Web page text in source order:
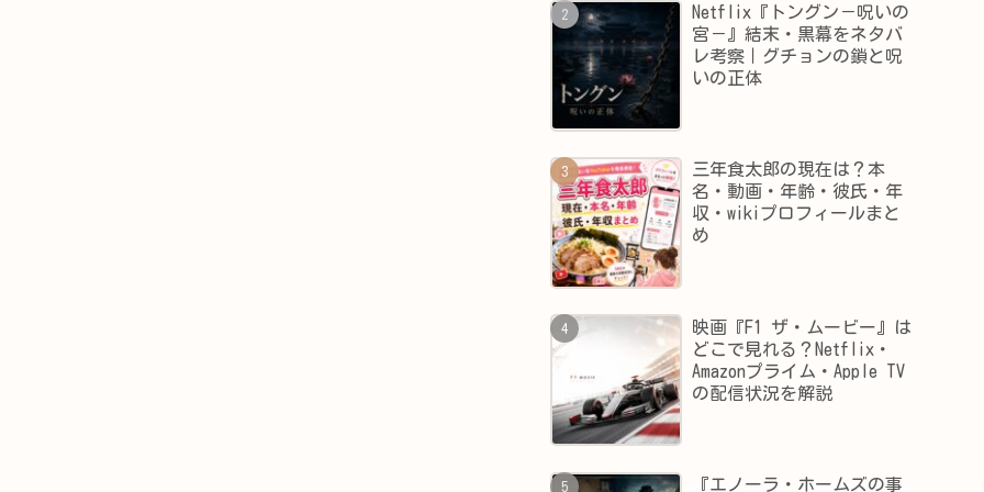
Netflix『トングン－呪いの
宮－』結末・黒幕をネタバ
レ考察｜グチョンの鎖と呪
いの正体
三年食太郎の現在は？本
名・動画・年齢・彼氏・年
収・wikiプロフィールまと
め
映画『F1 ザ・ムービー』は
どこで見れる？Netflix・
Amazonプライム・Apple TV
の配信状況を解説
『エノーラ・ホームズの事